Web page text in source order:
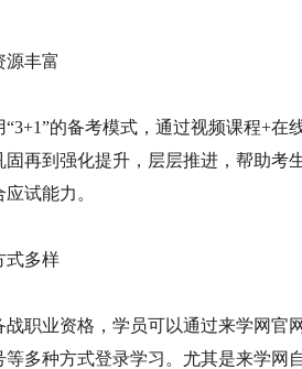
丰富
的备考模式，通过视频课程+在
固再到强化提升，层层推进，帮助考
试能力。
多样
业资格，学员可以通过来学网官
多种方式登录学习。尤其是来学网